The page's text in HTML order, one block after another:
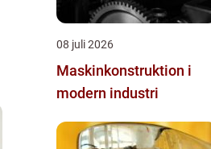
08 juli 2026
Maskinkonstruktion i
modern industri